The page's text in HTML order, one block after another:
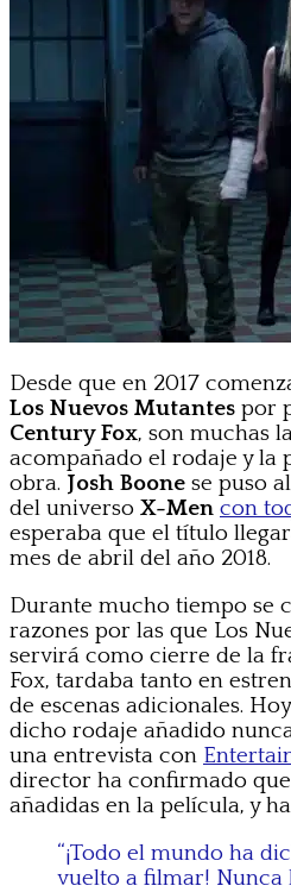
Desde que en 2017
Los Nuevos Mutantes por
Century Fox, son muchas
acompañado el rodaje y la
obra. Josh Boone se puso
del universo X-Men con
esperaba que el título
mes de abril del año 2018.
Durante mucho tiempo se
razones por las que Los
servirá como cierre de la
Fox, tardaba tanto en
de escenas adicionales.
dicho rodaje añadido
una entrevista con
director ha confirmado que
añadidas en la película, y
“¡Todo el mundo ha
vuelto a filmar! Nunca